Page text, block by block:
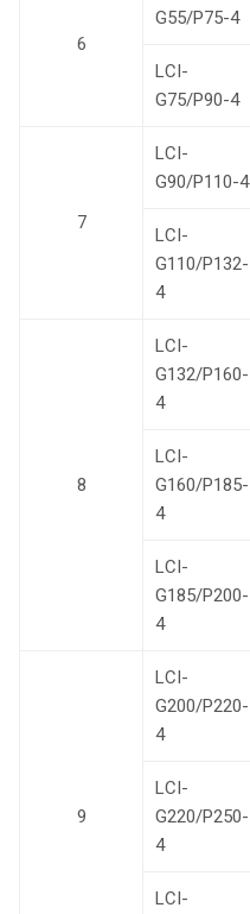
6
G55/P75-4
LCI-
G75/P90-4
7
LCI-
G90/P110-4
LCI-
G110/P132-
4
8
LCI-
G132/P160-
4
LCI-
G160/P185-
4
LCI-
G185/P200-
4
9
LCI-
G200/P220-
4
LCI-
G220/P250-
4
LCI-